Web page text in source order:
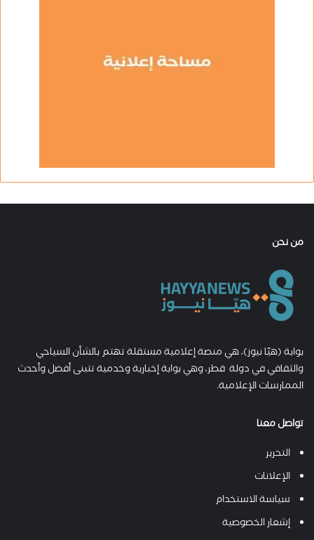
من نحن
بوابة (هيّا نيوز)، هي منصة إعلامية مستقلة تهتم بالشأن السياحي
والثقافي في دولة قطر، وهي بوابة إخبارية وخدمية تتبنى أفضل وأحدث
الممارسات الإعلامية.
تواصل معنا
التحرير
الإعلانات
سياسة الاستخدام
إشعار الخصوصية